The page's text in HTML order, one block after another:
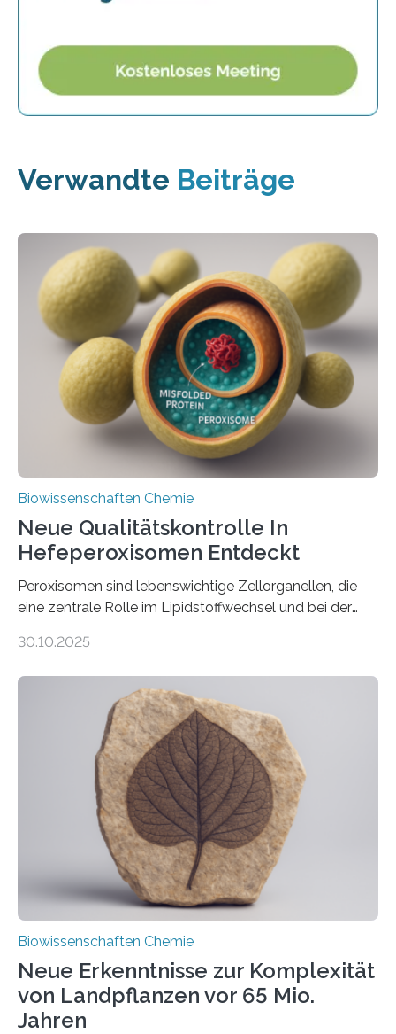
Verwandte Beiträge
Biowissenschaften Chemie
Neue Qualitätskontrolle In
Hefeperoxisomen Entdeckt
Peroxisomen sind lebenswichtige Zellorganellen, die
eine zentrale Rolle im Lipidstoffwechsel und bei der
erfüllen können, müssen zahlreiche Enzyme präzise in
der Ruhr-Universität Bochum um Prof. Dr. Ralf Erdmann
und Dr. Ismaila Francis Yusuf hat nun einen bislang
unbekannten Qualitätskontrollmechanismus des
peroxisomalen Proteintransports in der Bäckerhefe
Saccharomyces cerevisiae entdeckt, der für die
Funktionsfähigkeit der Organellen entscheidend ist. Die
Studie wurde am 28. Oktober 2025 in der
Fachzeitschrift…
30.10.2025
Biowissenschaften Chemie
Neue Erkenntnisse zur Komplexität
von Landpflanzen vor 65 Mio.
Jahren